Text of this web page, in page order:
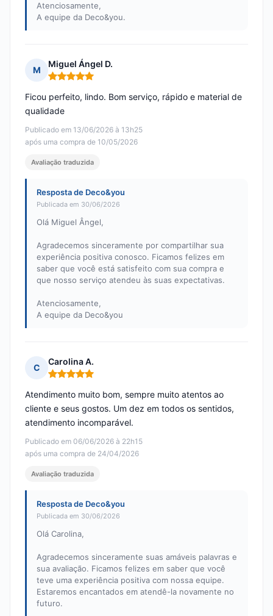
Atenciosamente,
A equipe da Deco&you.
M
Miguel Ángel D.
Nota: 5 em 5
Publicado em 13/06/2026 à 13h25
após uma compra de 10/05/2026
Ficou perfeito, lindo. Bom serviço, rápido e material de
qualidade
Avaliação traduzida
Resposta de Deco&you
Publicada em 30/06/2026
Olá Miguel Ângel,
Agradecemos sinceramente por compartilhar sua
experiência positiva conosco. Ficamos felizes em
saber que você está satisfeito com sua compra e
que nosso serviço atendeu às suas expectativas.
Atenciosamente,
A equipe da Deco&you
C
Carolina A.
Nota: 5 em 5
Publicado em 06/06/2026 à 22h15
após uma compra de 24/04/2026
Atendimento muito bom, sempre muito atentos ao
cliente e seus gostos. Um dez em todos os sentidos,
atendimento incomparável.
Avaliação traduzida
Resposta de Deco&you
Publicada em 30/06/2026
Olá Carolina,
Agradecemos sinceramente suas amáveis palavras e
sua avaliação. Ficamos felizes em saber que você
teve uma experiência positiva com nossa equipe.
Estaremos encantados em atendê-la novamente no
futuro.